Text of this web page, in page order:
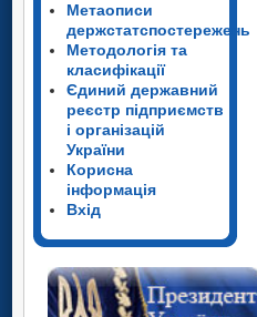
Метаописи
держстатспостережень
Методологія та
класифікації
Єдиний державний
реєстр підприємств
і організацій
України
Корисна
інформація
Вхід